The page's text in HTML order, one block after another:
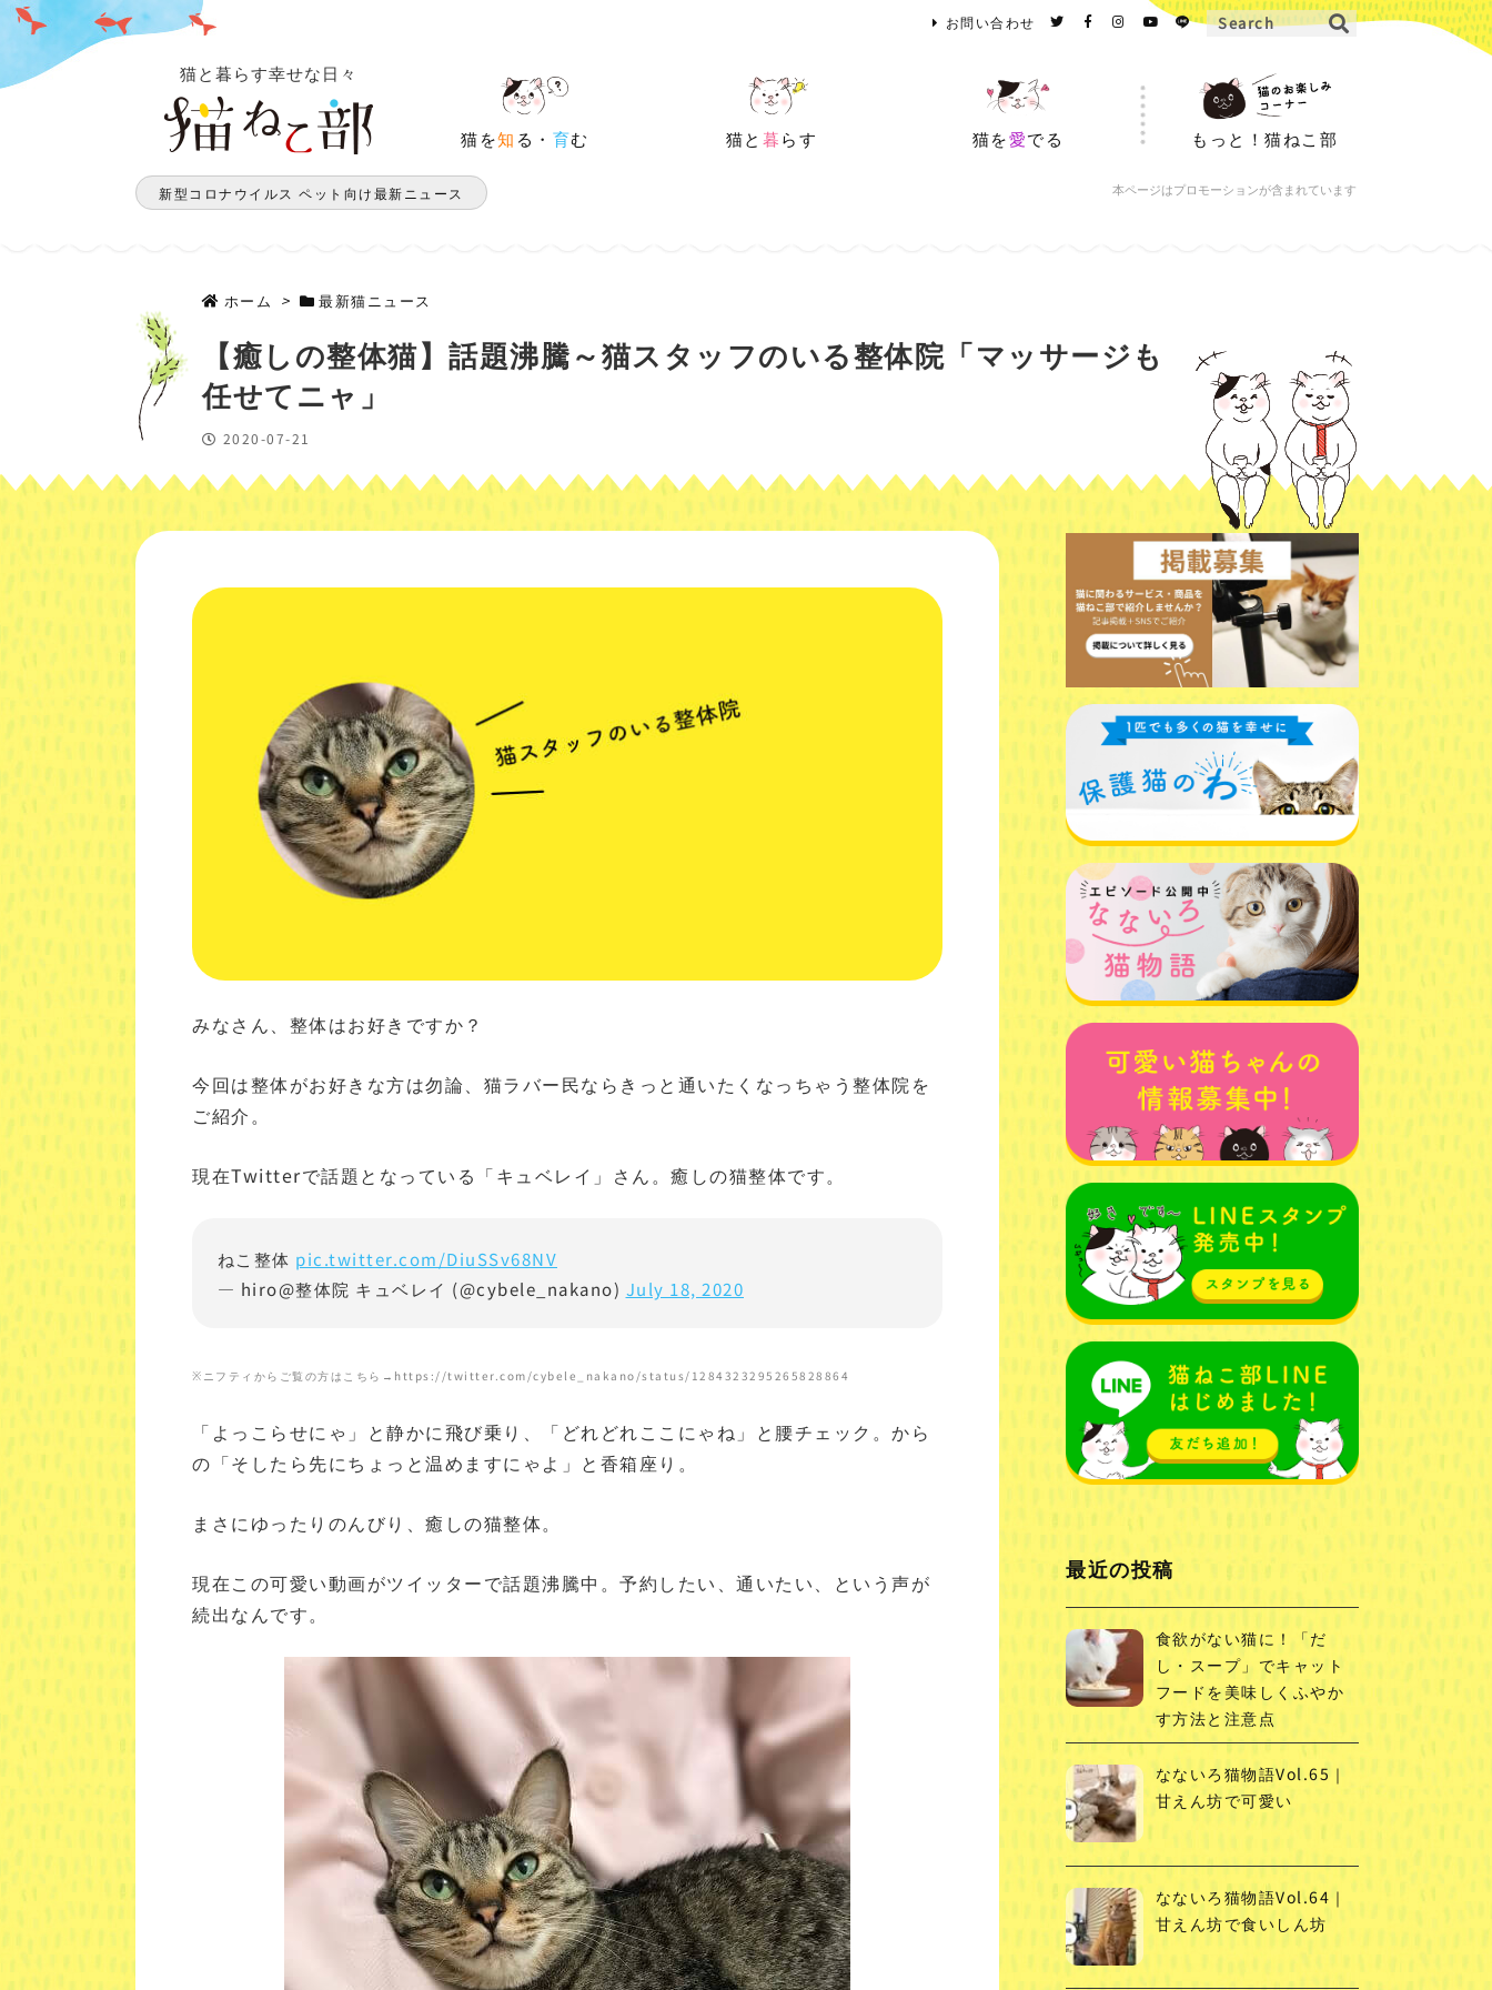
猫と暮らす幸せな日々
猫を知 る・ 育む 猫と 暮らす 猫を愛でる もっと！猫ねこ部
お問い合わせ
新型コロナウイルス ペット向け最新ニュース 本ページはプロモーションが含まれています
ホーム > 最新猫ニュース
【癒しの整体猫】話題沸騰～猫スタッフのいる整体院「マッサージも
任せてニャ」
2020-07-21
みなさん、整体はお好きですか？
今回は整体がお好きな方は勿論、猫ラバー民ならきっと通いたくなっちゃう整体院を
ご紹介。
現在Twitterで話題となっている「キュベレイ」さん。癒しの猫整体です。
ねこ整体 pic.twitter.com/DiuSSv68NV
— hiro@整体院 キュベレイ (@cybele_nakano) July 18, 2020
※ニフティからご覧の方はこちら→https://twitter.com/cybele_nakano/status/1284323295265828864
「よっこらせにゃ」と静かに飛び乗り、「どれどれここにゃね」と腰チェック。から
の「そしたら先にちょっと温めますにゃよ」と香箱座り。
まさにゆったりのんびり、癒しの猫整体。
現在この可愛い動画がツイッターで話題沸騰中。予約したい、通いたい、という声が
続出なんです。
最近の投稿
食欲がない猫に！「だ
し・スープ」でキャット
フードを美味しくふやか
す方法と注意点
なないろ猫物語Vol.65｜
甘えん坊で可愛い
なないろ猫物語Vol.64｜
甘えん坊で食いしん坊